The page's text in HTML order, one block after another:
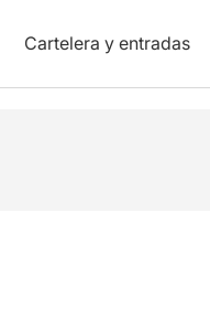
Cartelera y entradas